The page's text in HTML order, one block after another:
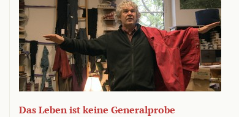
Das Leben ist keine Generalprobe